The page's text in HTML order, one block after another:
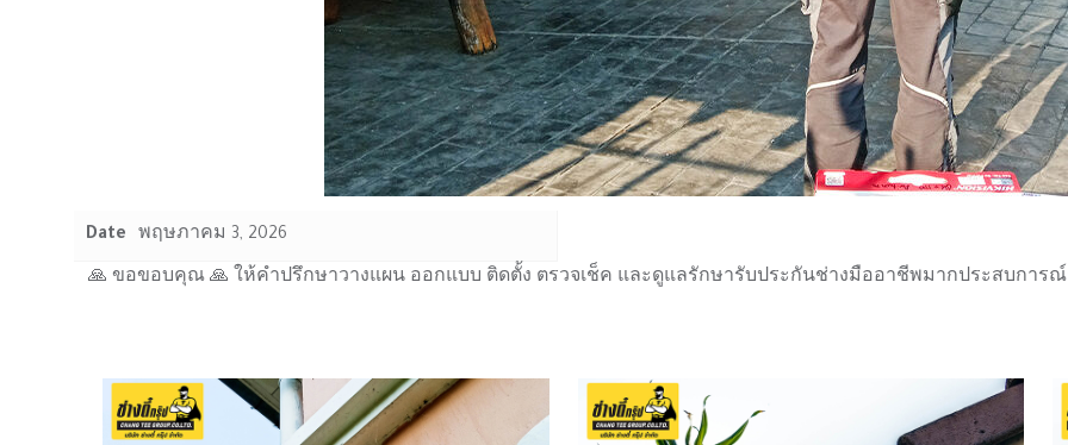
Date พฤษภาคม 3, 2026
🙏 ขอขอบคุณ 🙏 ให้คำปรึกษาวางแผน ออกแบบ ติดตั้ง ตรวจเช็ค และดูแลรักษารับประกันช่างมืออาชีพมากประสบการณ์